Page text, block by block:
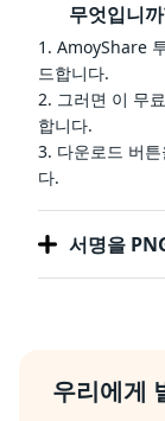
무엇입니
1. AmoyShare
드합니다.
2. 그러면 이 무
합니다.
3. 다운로드 버
다.
서명을
우리에게